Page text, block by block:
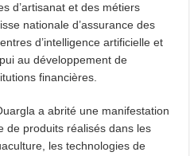
d’artisanat et des métiers
nationale d’assurance des
d’intelligence artificielle et
au développement de
financières.
a abrité une manifestation
de produits réalisés dans les
les technologies de